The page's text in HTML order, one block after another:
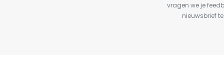
vragen we je
nieuwsbrief